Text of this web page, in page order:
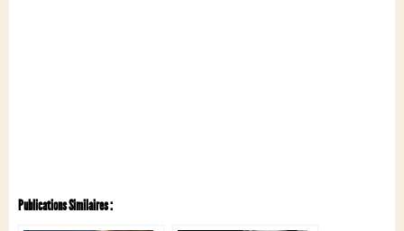
Publications Similaires :